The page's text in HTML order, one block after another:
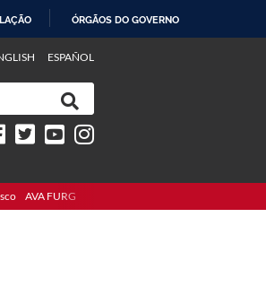
ÓRGÃOS DO GOVERNO
ESPAÑOL
AVA FURG